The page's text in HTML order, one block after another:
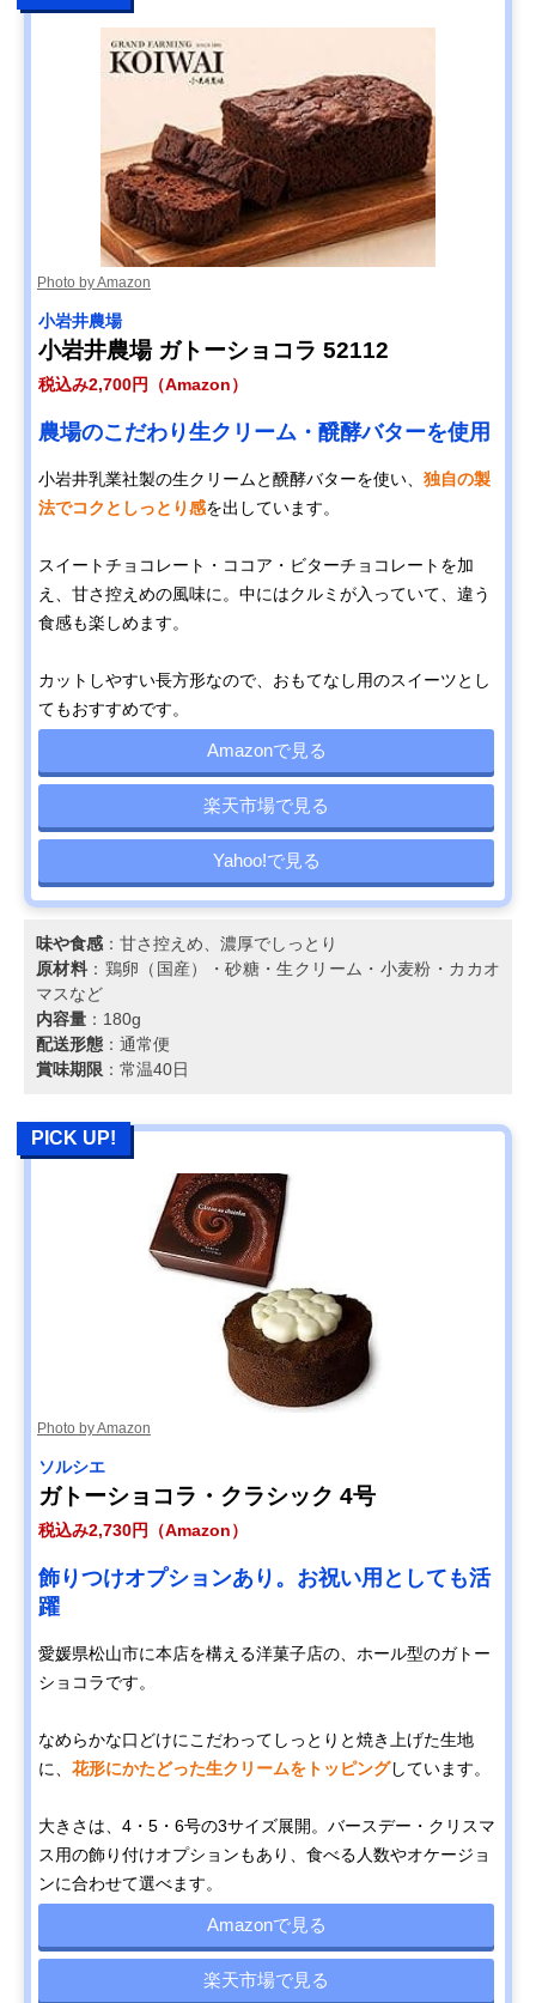
Photo by Amazon
小岩井農場
小岩井農場 ガトーショコラ 52112
税込み2,700円（Amazon）
農場のこだわり生クリーム・醗酵バターを使用
小岩井乳業社製の生クリームと醗酵バターを使い、 独自の製
法でコクとしっとり感を出しています。
スイートチョコレート・ココア・ビターチョコレートを加
え、甘さ控えめの風味に。中にはクルミが入っていて、違う
食感も楽しめます。
カットしやすい長方形なので、おもてなし用のスイーツとし
てもおすすめです。
Amazonで見る
楽天市場で見る
Yahoo!で見る
味や食感 ：甘さ控えめ、濃厚でしっとり
原材料 ：鶏卵（国産）・砂糖・生クリーム・小麦粉・カカオ
マスなど
内容量 ：180g
配送形態 ：通常便
賞味期限 ：常温40日
PICK UP!
Photo by Amazon
ソルシエ
ガトーショコラ・クラシック 4号
税込み2,730円（Amazon）
飾りつけオプションあり。お祝い用としても活
躍
愛媛県松山市に本店を構える洋菓子店の、ホール型のガトー
ショコラです。
なめらかな口どけにこだわってしっとりと焼き上げた生地
に、 花形にかたどった生クリームをトッピングしています。
大きさは、4・5・6号の3サイズ展開。バースデー・クリスマ
ス用の飾り付けオプションもあり、食べる人数やオケージョ
ンに合わせて選べます。
Amazonで見る
楽天市場で見る